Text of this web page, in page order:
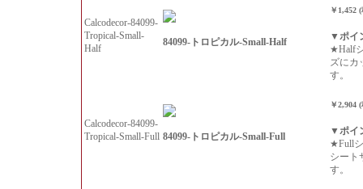
Calcodecor-84099-
Tropical-Small-
Half
84099-トロピカル-Small-Half
￥1,452
▼ポイ
★Half
ズにカ
す。
Calcodecor-84099-
Tropical-Small-Full 84099-トロピカル-Small-Full
￥2,904
▼ポイ
★Full
シート
す。